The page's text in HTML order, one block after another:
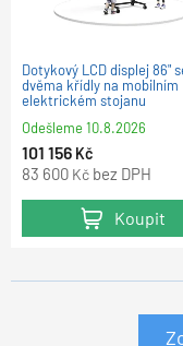
Dotykový LCD displej 86"
dvěma křídly na mobilním
elektrickém stojanu
Odešleme10.8.2026
101 156 Kč
83 600 Kč bez DPH
Koupit